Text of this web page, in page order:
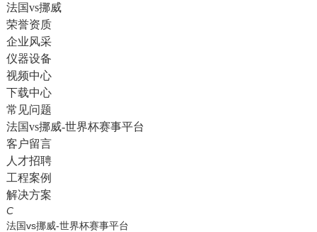
法国vs挪威
荣誉资质
企业风采
仪器设备
视频中心
下载中心
常见问题
法国vs挪威-世界杯赛事平台
客户留言
人才招聘
工程案例
解决方案
C
法国vs挪威-世界杯赛事平台